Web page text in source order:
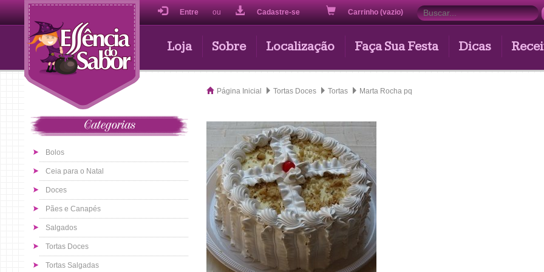
Entre ou Cadastre-se Carrinho (vazio)
Loja Sobre Localização Faça Sua Festa Dicas
Categorias
Bolos
Ceia para o Natal
Doces
Pães e Canapés
Salgados
Tortas Doces
Tortas Salgadas
Página Inicial Tortas Doces Tortas Marta Rocha pq